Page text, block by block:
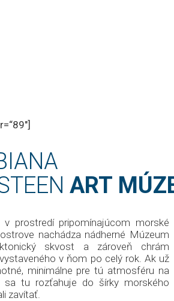
ART
v prostredí pripomínajúcom morské
nachádza nádherné Múzeum
skvost a zároveň chrám
v ňom po celý rok. Ak už
minimálne pre tú atmosféru na
sa tu rozťahuje do šírky morského
zavítať.